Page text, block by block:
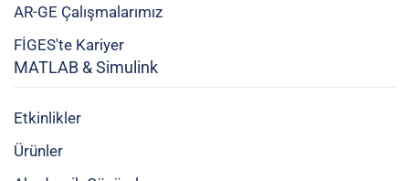
AR-GE Çalışmalarımız
FİGES'te Kariyer
MATLAB & Simulink
Etkinlikler
Ürünler